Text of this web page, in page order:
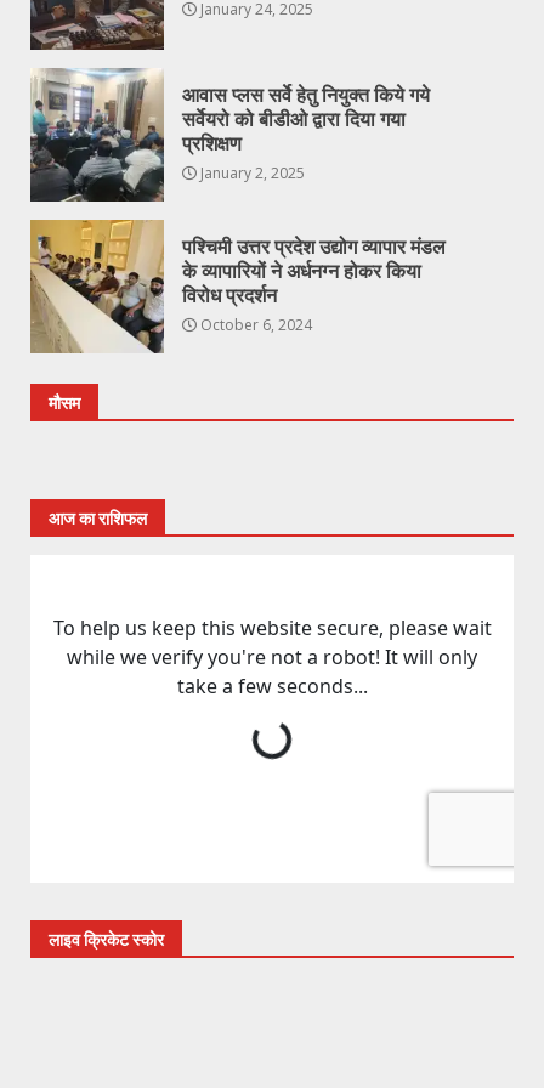
January 24, 2025
आवास प्लस सर्वे हेतु नियुक्त किये गये
सर्वेयरो को बीडीओ द्वारा दिया गया
प्रशिक्षण
January 2, 2025
पश्चिमी उत्तर प्रदेश उद्योग व्यापार मंडल
के व्यापारियों ने अर्धनग्न होकर किया
विरोध प्रदर्शन
October 6, 2024
मौसम
आज का राशिफल
लाइव क्रिकेट स्कोर